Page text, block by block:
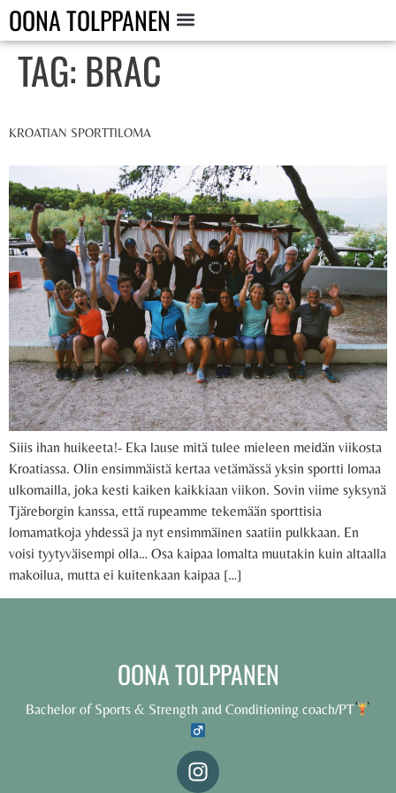
OONA TOLPPANEN
TAG: BRAC
KROATIAN SPORTTILOMA
Siiis ihan huikeeta!- Eka lause mitä tulee mieleen meidän viikosta
Kroatiassa. Olin ensimmäistä kertaa vetämässä yksin sportti lomaa
ulkomailla, joka kesti kaiken kaikkiaan viikon. Sovin viime syksynä
Tjäreborgin kanssa, että rupeamme tekemään sporttisia
lomamatkoja yhdessä ja nyt ensimmäinen saatiin pulkkaan. En
voisi tyytyväisempi olla… Osa kaipaa lomalta muutakin kuin altaalla
makoilua, mutta ei kuitenkaan kaipaa […]
OONA TOLPPANEN
Bachelor of Sports & Strength and Conditioning coach/PT